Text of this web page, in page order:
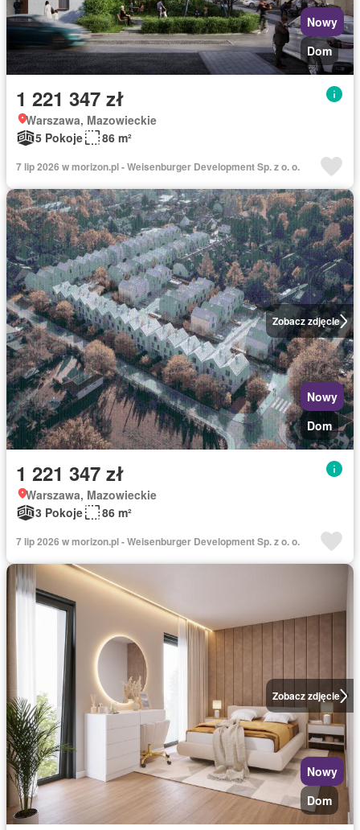
Nowy
Dom
1 221 347 zł
Warszawa, Mazowieckie
5 Pokoje
86 m²
7 lip 2026 w morizon.pl - Weisenburger Development Sp. z o. o.
Zobacz zdjęcie
Nowy
Dom
1 221 347 zł
Warszawa, Mazowieckie
3 Pokoje
86 m²
7 lip 2026 w morizon.pl - Weisenburger Development Sp. z o. o.
Zobacz zdjęcie
Nowy
Dom